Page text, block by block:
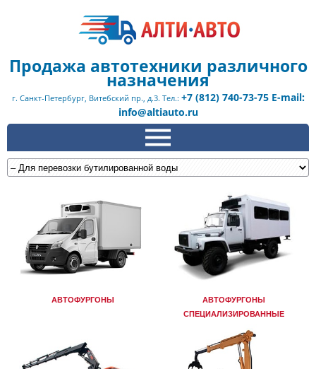
Продажа автотехники различного
назначения
г. Санкт-Петербург, Витебский пр., д.3. Тел.: +7 (812) 740-73-75 E-mail:
info@altiauto.ru
АВТОФУРГОНЫ
АВТОФУРГОНЫ
СПЕЦИАЛИЗИРОВАННЫЕ